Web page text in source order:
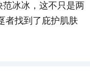
冰冰，这不只是两
者找到了庇护肌肤